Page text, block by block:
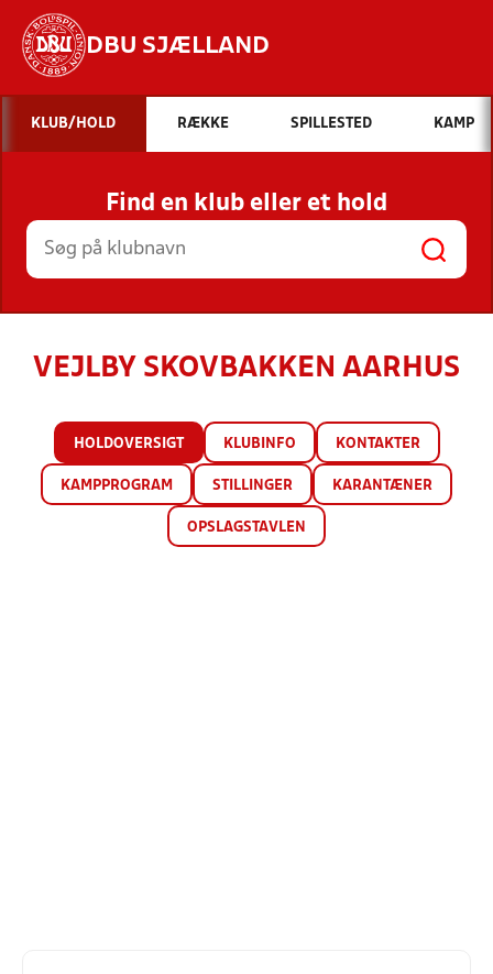
DBU SJÆLLAND
Hvad vil du søge efter?
INDHOLD OG NYHEDER
STILLINGER, RESULTATER, KLUBBER OG
HOLD
KLUB/HOLD RÆKKE SPILLESTED KAMP
Find en klub eller et hold
VEJLBY SKOVBAKKEN AARHUS
HOLDOVERSIGT KLUBINFO KONTAKTER
KAMPPROGRAM STILLINGER KARANTÆNER
OPSLAGSTAVLEN